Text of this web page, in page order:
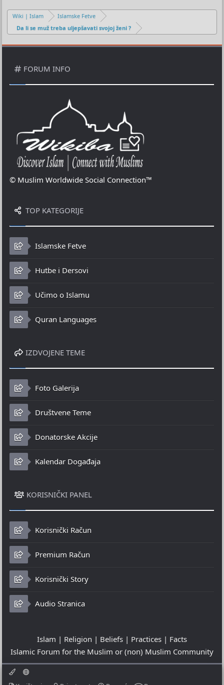
Wiki | Islam
Islamske Fetve
Da li se muž treba uljepšavati svojoj ženi ?
FORUM INFO
© Muslim Worldwide Social Connection™
TOP KATEGORIJE
Islamske Fetve
Hutbe i Dersovi
Učimo o Islamu
Quran Languages
IZDVOJENE TEME
Foto Galerija
Društvene Teme
Donatorske Akcije
Kalendar Događaja
KORISNIČKI PANEL
Korisnički Račun
Premium Račun
Korisnički Story
Audio Stranica
Islam | Religion | Beliefs | Practices | Facts
Islamic Forum for the Muslim or (non) Muslim Community